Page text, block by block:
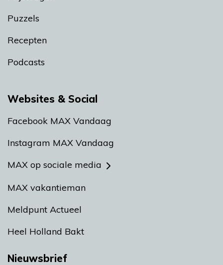
Puzzels
Recepten
Podcasts
Websites & Social
Facebook MAX Vandaag
Instagram MAX Vandaag
MAX op sociale media
MAX vakantieman
Meldpunt Actueel
Heel Holland Bakt
Nieuwsbrief